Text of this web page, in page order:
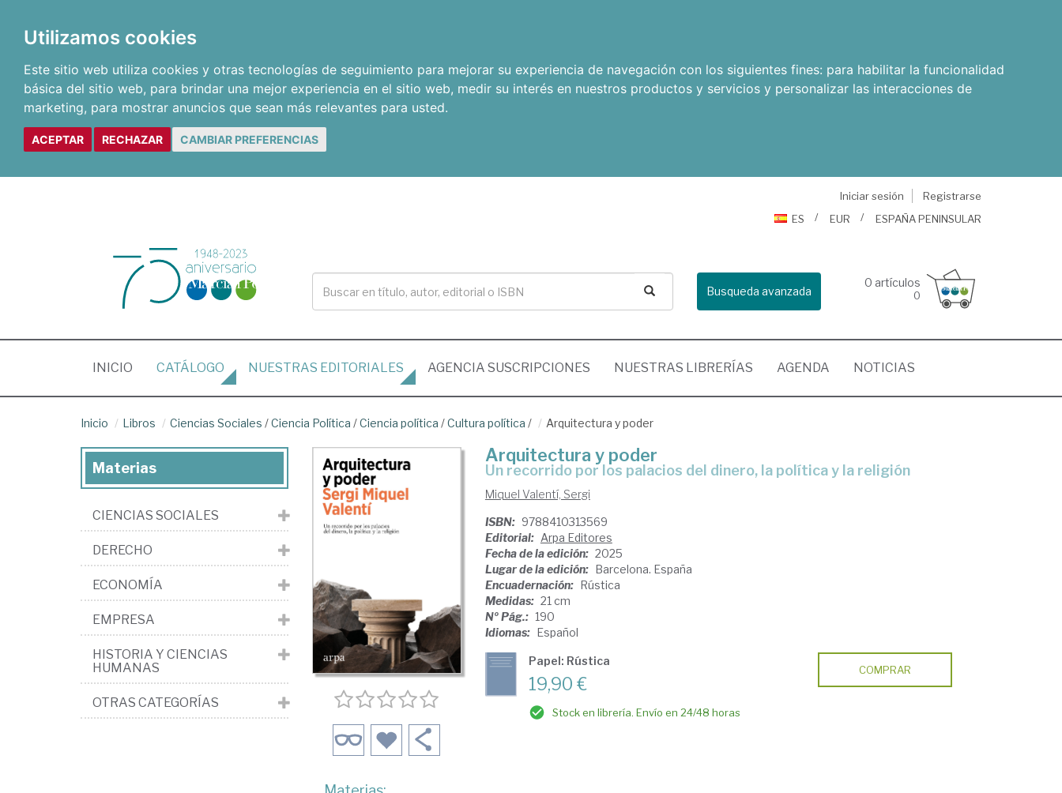
Utilizamos cookies
Este sitio web utiliza cookies y otras tecnologías de seguimiento para mejorar su experiencia de navegación con los siguientes fines: para habilitar la funcionalidad
básica del sitio web, para brindar una mejor experiencia en el sitio web, medir su interés en nuestros productos y servicios y personalizar las interacciones de
marketing, para mostrar anuncios que sean más relevantes para usted.
ACEPTAR RECHAZAR CAMBIAR PREFERENCIAS
Iniciar sesión
Registrarse
ES
EUR ESPAÑA PENINSULAR
Busqueda avanzada
0 artículos
0
INICIO (CURRENT)
CATÁLOGO NUESTRAS EDITORIALES AGENCIA SUSCRIPCIONES NUESTRAS LIBRERÍAS AGENDA NOTICIAS
Inicio Libros Ciencias Sociales /Ciencia Política /Ciencia política /Cultura política / Arquitectura y poder
Arquitectura y poder
Un recorrido por los palacios del dinero, la política y la religión
Miquel Valentí, Sergi
ISBN: 9788410313569
Editorial: Arpa Editores
Fecha de la edición: 2025
Lugar de la edición: Barcelona. España
Encuadernación: Rústica
Medidas: 21 cm
Nº Pág.: 190
Idiomas: Español
Papel: Rústica
19,90 €
Stock en librería. Envío en 24/48 horas
COMPRAR
Materias
CIENCIAS SOCIALES
DERECHO
ECONOMÍA
EMPRESA
HISTORIA Y CIENCIAS
HUMANAS
OTRAS CATEGORÍAS